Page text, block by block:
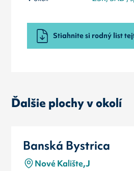
Stiahnite si rodný list
Ďalšie plochy v okolí
Banská Bystrica
Nové Kalište,J